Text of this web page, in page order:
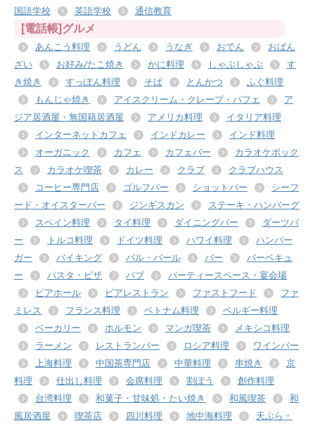
国語学校 英語学校 通信教育
[電話帳]グルメ
あんこう料理 うどん うなぎ おでん
おばん
ざい
お好み/たこ焼き かに料理 しゃぶしゃぶ
す
き焼き
すっぽん料理 そば とんかつ
ふぐ料理
もんじゃ焼き
アイスクリーム・クレープ・パフェ
ア
ジア居酒屋・無国籍居酒屋
アメリカ料理
イタリア料理
インターネットカフェ
インドカレー
インド料理
オーガニック
カフェ カフェバー
カラオケボック
ス
カラオケ喫茶 カレー クラブ
クラブハウス
コーヒー専門店
ゴルフバー ショットバー
シーフ
ード・オイスターバー
ジンギスカン
ステーキ・ハンバーグ
スペイン料理
タイ料理 ダイニングバー
ダーツバ
ー
トルコ料理 ドイツ料理 ハワイ料理
ハンバー
ガー
バイキング バル・バール バー
バーベキュ
ー
パスタ・ピザ パブ
パーティースペース・宴会場
ビアホール
ビアレストラン ファストフード
ファ
ミレス
フランス料理 ベトナム料理
ベルギー料理
ベーカリー
ホルモン マンガ喫茶
メキシコ料理
ラーメン
レストランバー ロシア料理
ワインバー
上海料理
中国茶専門店 中華料理 串焼き
京
料理
仕出し料理 会席料理 割ぽう
創作料理
台湾料理
和菓子・甘味処・たい焼き 和風喫茶
和
風居酒屋
喫茶店 四川料理 地中海料理
天ぷら・